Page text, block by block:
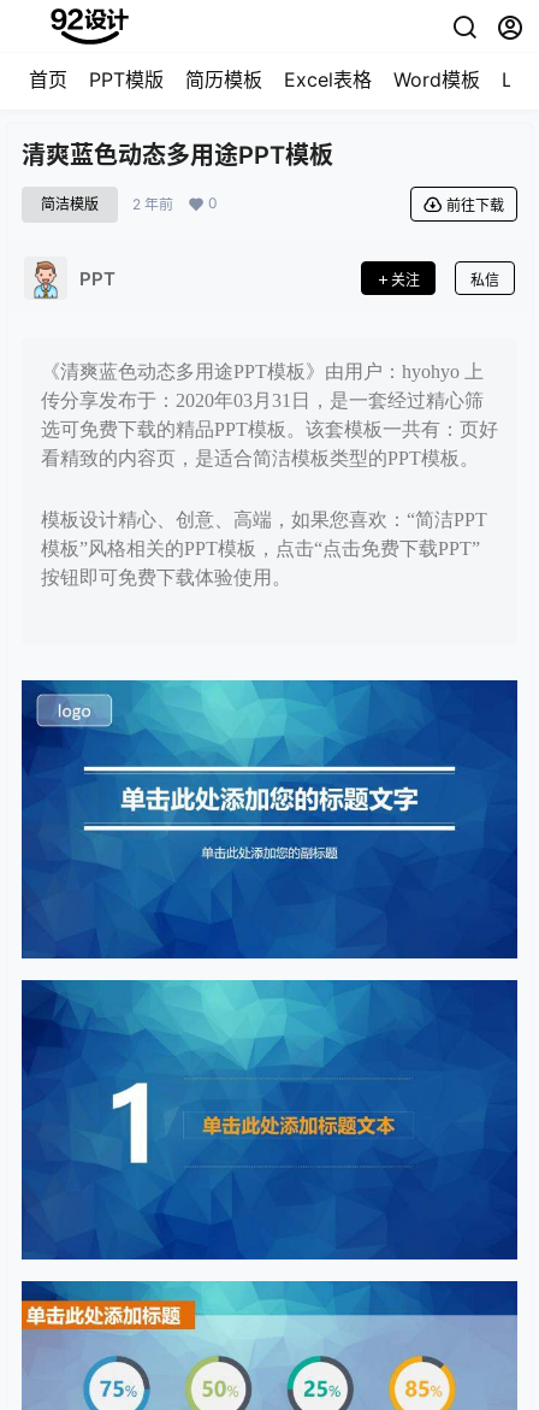
首页 PPT模版 简历模板 Excel表格 Word模板
清爽蓝色动态多用途PPT模板
简洁模版 2 年前 0 前往下载
PPT 关注 私信
《清爽蓝色动态多用途PPT模板》由用户：hyohyo 上
传分享发布于：2020年03月31日，是一套经过精心筛
选可免费下载的精品PPT模板。该套模板一共有：页好
看精致的内容页，是适合简洁模板类型的PPT模板。
模板设计精心、创意、高端，如果您喜欢：“简洁PPT
模板”风格相关的PPT模板，点击“点击免费下载PPT”
按钮即可免费下载体验使用。